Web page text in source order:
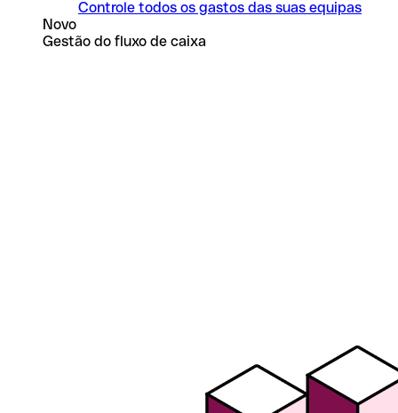
Controle todos os gastos das suas equipas
Novo
Gestão do fluxo de caixa